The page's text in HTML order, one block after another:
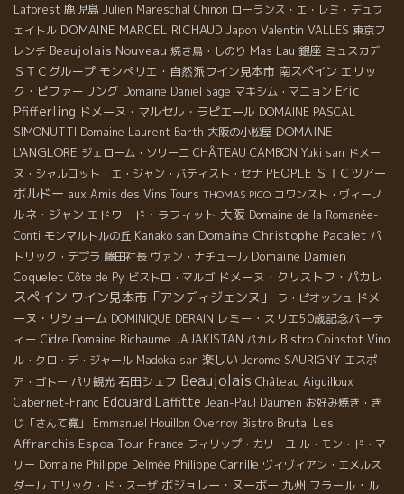
Laforest 鹿児島 Julien Mareschal Chinon ローランス・エ・レミ・デュフ
ェイトル DOMAINE MARCEL RICHAUD Japon Valentin VALLES 東京フ
レンチ Beaujolais Nouveau 焼き鳥・しのり Mas Lau 銀座 ミュスカデ
ＳＴＣグループ モンペリエ・自然派ワイン見本市 南スペイン エリッ
ク・ピファーリング Domaine Daniel Sage マキシム・マニョン Eric
Pfifferling ドメーヌ・マルセル・ラピエール DOMAINE PASCAL
SIMONUTTI Domaine Laurent Barth 大阪の小松屋 DOMAINE
L'ANGLORE ジェローム・ソリーニ CHÂTEAU CAMBON Yuki san ドメー
ヌ・シャルロット・エ・ジャン・バティスト・セナ PEOPLE ＳＴＣツアー
ボルドー aux Amis des Vins Tours THOMAS PICO コワンスト・ヴィーノ
ルネ・ジャン エドワード・ラフィット 大阪 Domaine de la Romanée-
Conti モンマルトルの丘 Kanako san Domaine Christophe Pacalet パ
トリック・デプラ 藤田社長 ヴァン・ナチュール Domaine Damien
Coquelet Côte de Py ビストロ・マルゴ ドメーヌ・クリストフ・パカレ
スペイン ワイン見本市「アンディジェンヌ」 ラ・ピオッシュ ドメ
ーヌ・リショーム DOMINIQUE DERAIN レミー・スリエ50歳記念パーテ
ィー Cidre Domaine Richaume JAJAKISTAN パカレ Bistro Coinstot Vino
ル・クロ・デ・ジャール Madoka san 楽しい Jerome SAURIGNY エスポ
ア・ゴトー パリ観光 石田シェフ Beaujolais Château Aiguilloux
Cabernet-Franc Edouard Laffitte Jean-Paul Daumen お好み焼き・き
じ「さんて寛」
Emmanuel Houillon Overnoy Bistro Brutal Les
Affranchis Espoa Tour France フィリップ・カリーユ ル・モン・ド・マ
リー Domaine Philippe Delmée Philippe Carrille ヴィヴィアン・エメルス
ダール エリック・ド・スーザ ボジョレー・ヌーボー 九州 フラール・ル